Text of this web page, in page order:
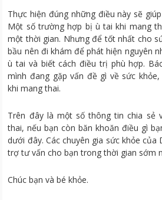
Thực hiện đúng những điều này sẽ
Một số trường hợp bị ù tai khi mang
một thời gian. Nhưng để tốt nhất cho
bầu nên đi khám để phát hiện nguyên
ù tai và biết cách điều trị phù hợp.
mình đang gặp vấn đề gì về sức
khi mang thai.
Trên đây là một số thông tin chia sẻ
thai, nếu bạn còn băn khoăn điều gì
dưới đây. Các chuyên gia sức khỏe của
trợ tư vấn cho bạn trong thời gian sớm
Chúc bạn và bé khỏe.